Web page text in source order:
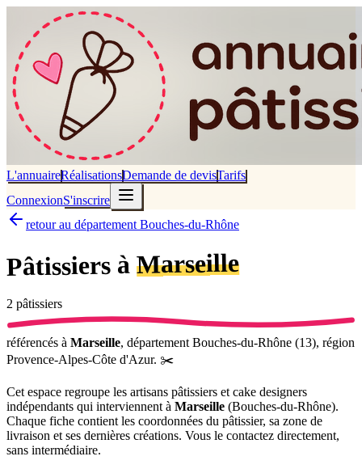
L'annuaireRéalisationsDemande de devisTarifs
ConnexionS'inscrire
retour au département Bouches-du-Rhône
Pâtissiers àMarseille
2 pâtissiers
référencés à Marseille, département Bouches-du-Rhône (13), région
Provence-Alpes-Côte d'Azur. ✂️
Cet espace regroupe les artisans pâtissiers et cake designers
indépendants qui interviennent à Marseille (Bouches-du-Rhône).
Chaque fiche contient les coordonnées du pâtissier, sa zone de
livraison et ses dernières créations. Vous le contactez directement,
sans intermédiaire.